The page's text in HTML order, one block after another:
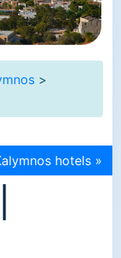
>
hotels »